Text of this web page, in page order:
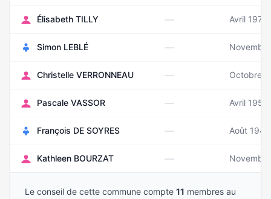
Élisabeth TILLY — Avril 1970
Simon LEBLÉ —
Christelle VERRONNEAU — Octobre
Pascale VASSOR — Avril 1959
François DE SOYRES — Août 1946
Kathleen BOURZAT —
Le conseil de cette commune compte 11 membres au